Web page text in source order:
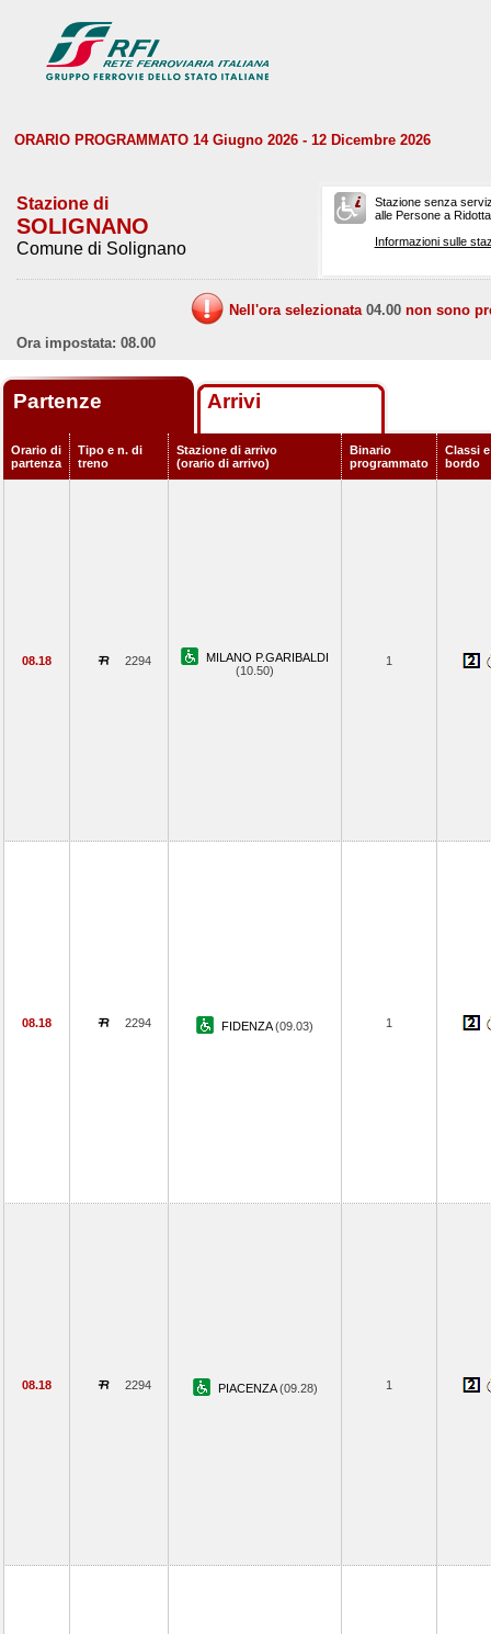
ORARIO PROGRAMMATO 14 Giugno 2026 - 12 Dicembre 2026
Stazione di
SOLIGNANO
Comune di Solignano
Stazione senza
alle Persone a
Informazioni sulle
Nell'ora selezionata 04.00 non sono
Ora impostata: 08.00
Partenze Arrivi
Orario di
partenza
Tipo e n. di
treno
Stazione di arrivo
(orario di arrivo)
Binario
programmato
Classi
bordo
08.18 2294
MILANO P.GARIBALDI
(10.50)
1
08.18 2294 FIDENZA(09.03) 1
08.18 2294 PIACENZA(09.28) 1